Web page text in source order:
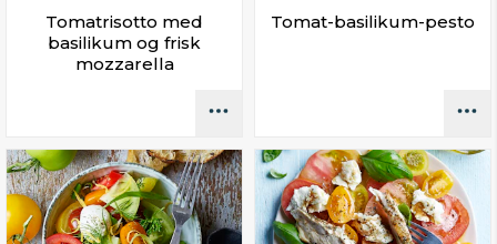
Tomatrisotto med
basilikum og frisk
mozzarella
Tomat-basilikum-pesto